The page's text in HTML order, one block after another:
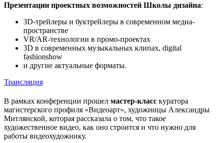
Презентации проектных возможностей Школы дизайна:
3D-трейлеры и буктрейлеры в современном медиа-
пространстве
VR/AR-технологии в промо-проектах
3D в современных музыкальных клипах, digital
fashionshow
и другие актуальные форматы.
Трансляция
В рамках конференции прошел мастер-класс куратора
магистерского профиля «Видеоарт», художницы Александры
Митлянской, которая рассказала о том, что такое
художественное видео, как оно строится и что нужно для
работы видеохудожнику.